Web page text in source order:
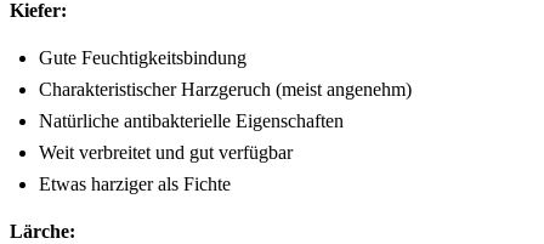
Kiefer:
Gute Feuchtigkeitsbindung
Charakteristischer Harzgeruch (meist angenehm)
Natürliche antibakterielle Eigenschaften
Weit verbreitet und gut verfügbar
Etwas harziger als Fichte
Lärche: